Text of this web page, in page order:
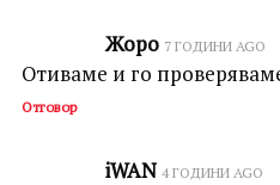
Жоро 7 ГОДИНИ AGO
Отиваме и го
Отговор
iWAN 4 ГОДИНИ AGO